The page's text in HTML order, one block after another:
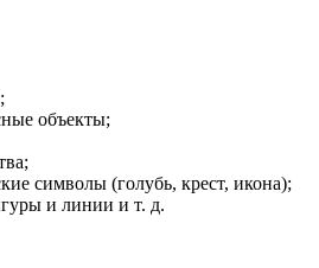
объекты;
символы (голубь, крест, икона);
и линии и т. д.